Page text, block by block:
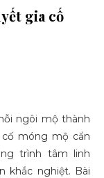
gia cố
ngôi mộ thành
móng mộ cẩn
trình tâm linh
khắc nghiệt. Bài